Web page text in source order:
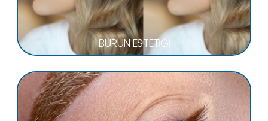
BURUN ESTETİĞİ